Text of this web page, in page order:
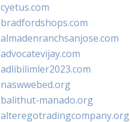
cyetus.com
bradfordshops.com
almadenranchsanjose.com
advocatevijay.com
adlibilimler2023.com
naswwebed.org
balithut-manado.org
alteregotradingcompany.org